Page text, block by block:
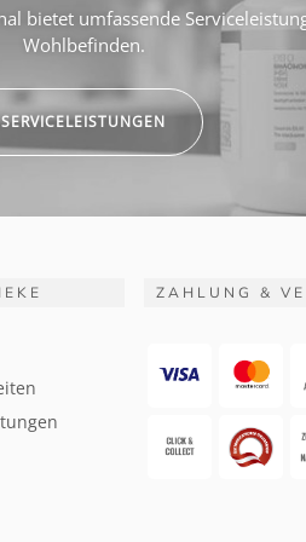
bietet umfassende
Wohlbefinden.
SERVICELEISTUNGEN
ZAHLUNG &